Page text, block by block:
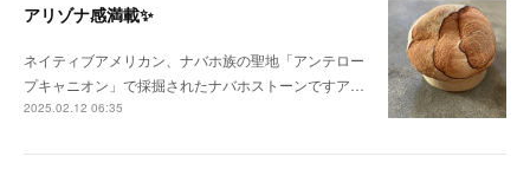
アリゾナ感満載✨
ネイティブアメリカン、ナバホ族の聖地「アンテロー
プキャニオン」で採掘されたナバホストーンですア…
2025.02.12 06:35